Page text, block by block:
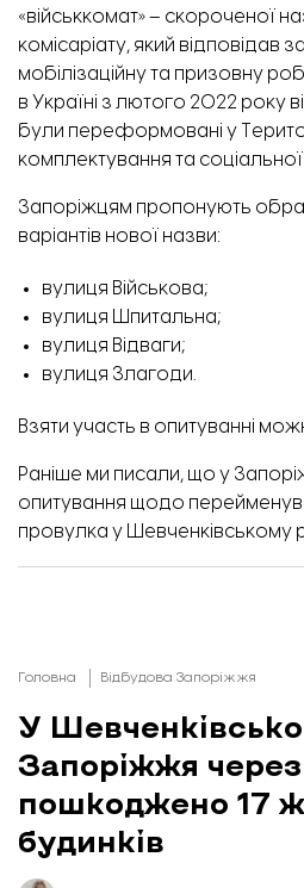
«військкомат» – скороченої
комісаріату, який відповідав
мобілізаційну та призовну
в Україні з лютого 2022 року
були переформовані у
комплектування та соціальної
Запоріжцям пропонують
варіантів нової назви:
вулиця Військова;
вулиця Шпитальна;
вулиця Відваги;
вулиця Злагоди.
Взяти участь в опитуванні
Раніше ми писали, що у
опитування щодо
провулка у Шевченківському
Головна Відбудова Запоріжжя
У
Запоріжжя через
пошкоджено 17
будинків